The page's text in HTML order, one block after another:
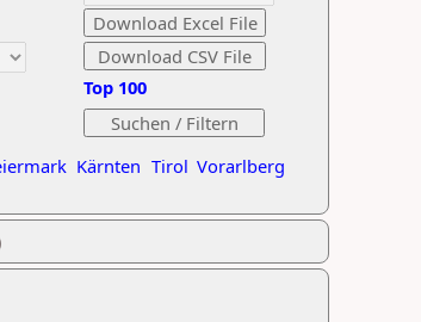
Kärnten Tirol Vorarlberg
Top 100